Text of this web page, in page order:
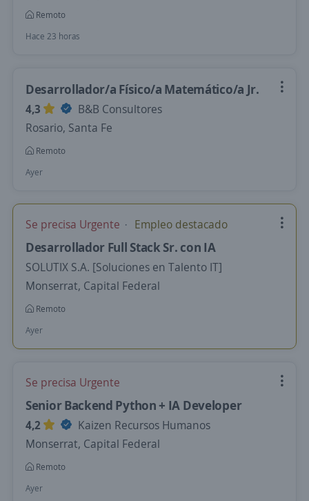
Remoto
Hace 23 horas
Desarrollador/a Físico/a Matemático/a Jr.
4,3
B&B Consultores
Rosario, Santa Fe
Remoto
Ayer
Se precisa Urgente Empleo destacado
Desarrollador Full Stack Sr. con IA
SOLUTIX S.A. [Soluciones en Talento IT]
Monserrat, Capital Federal
Remoto
Ayer
Se precisa Urgente
Senior Backend Python + IA Developer
4,2
Kaizen Recursos Humanos
Monserrat, Capital Federal
Remoto
Ayer